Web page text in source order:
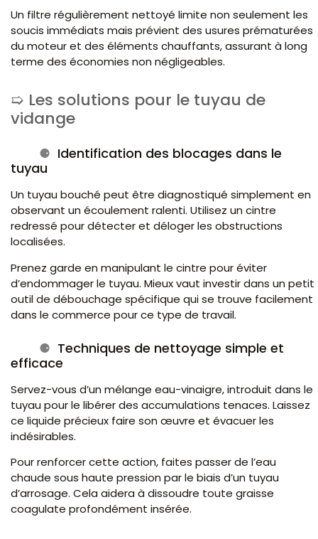
Un filtre régulièrement nettoyé limite non seulement les
soucis immédiats mais prévient des usures prématurées
du moteur et des éléments chauffants, assurant à long
terme des économies non négligeables.
Les solutions pour le tuyau de
vidange
Identification des blocages dans le
tuyau
Un tuyau bouché peut être diagnostiqué simplement en
observant un écoulement ralenti. Utilisez un cintre
redressé pour détecter et déloger les obstructions
localisées.
Prenez garde en manipulant le cintre pour éviter
d’endommager le tuyau. Mieux vaut investir dans un petit
outil de débouchage spécifique qui se trouve facilement
dans le commerce pour ce type de travail.
Techniques de nettoyage simple et
efficace
Servez-vous d’un mélange eau-vinaigre, introduit dans le
tuyau pour le libérer des accumulations tenaces. Laissez
ce liquide précieux faire son œuvre et évacuer les
indésirables.
Pour renforcer cette action, faites passer de l’eau
chaude sous haute pression par le biais d’un tuyau
d’arrosage. Cela aidera à dissoudre toute graisse
coagulate profondément insérée.